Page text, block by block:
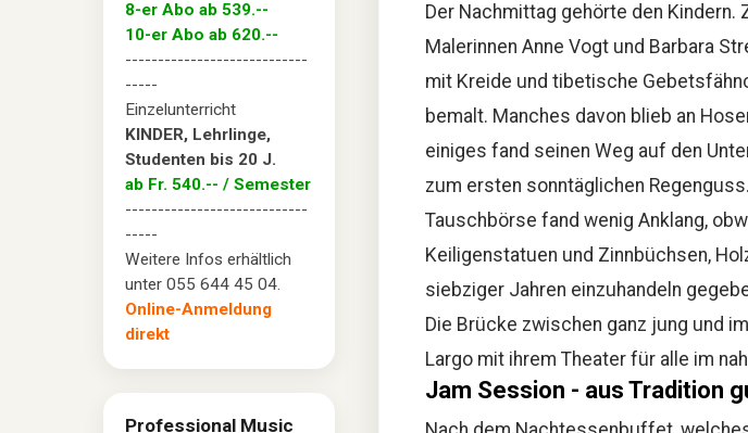
Der Nachmittag gehörte den Kindern.
Malerinnen Anne Vogt und Barbara
mit Kreide und tibetische
bemalt. Manches davon blieb an
einiges fand seinen Weg auf den
zum ersten sonntäglichen
Tauschbörse fand wenig Anklang,
Keiligenstatuen und Zinnbüchsen,
siebziger Jahren einzuhandeln
Die Brücke zwischen ganz jung und
Largo mit ihrem Theater für alle im
Jam Session - aus Tradition
8-er Abo ab 539.--
10-er Abo ab 620.--
----------------------------
-----
Einzelunterricht
KINDER, Lehrlinge,
Studenten bis 20 J.
ab Fr. 540.-- / Semester
----------------------------
-----
Weitere Infos erhältlich
unter 055 644 45 04.
Online-Anmeldung
direkt
Professional Music